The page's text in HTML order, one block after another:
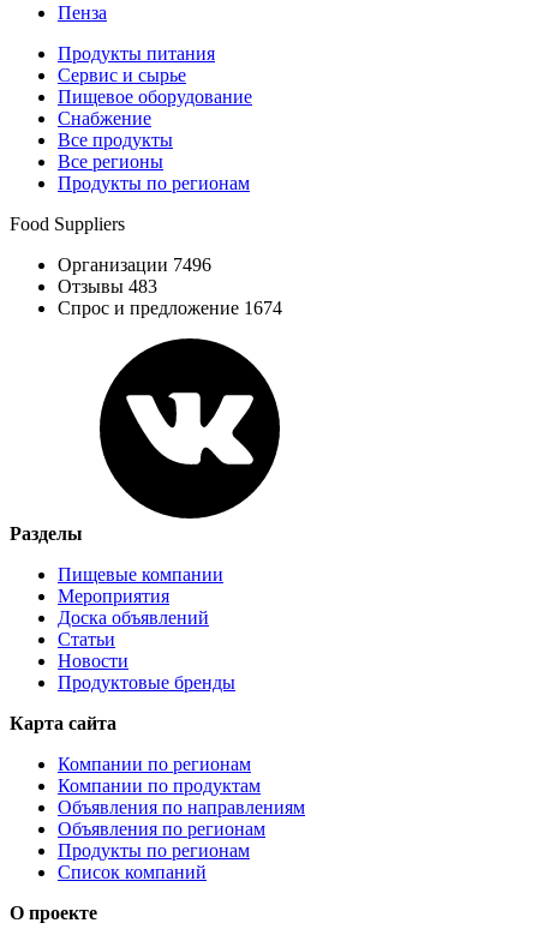
Пенза
Продукты питания
Сервис и сырье
Пищевое оборудование
Снабжение
Все продукты
Все регионы
Продукты по регионам
Food Suppliers
Организации 7496
Отзывы 483
Спрос и предложение 1674
Разделы
Пищевые компании
Мероприятия
Доска объявлений
Статьи
Новости
Продуктовые бренды
Карта сайта
Компании по регионам
Компании по продуктам
Объявления по направлениям
Объявления по регионам
Продукты по регионам
Список компаний
О проекте